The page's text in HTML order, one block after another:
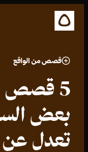
قصص من الواقع
5 قصص
بعض
تعدل عن